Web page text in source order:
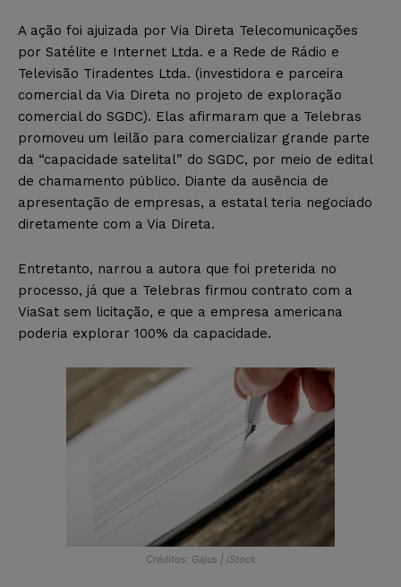
A ação foi ajuizada por Via Direta Telecomunicações
por Satélite e Internet Ltda. e a Rede de Rádio e
Televisão Tiradentes Ltda. (investidora e parceira
comercial da Via Direta no projeto de exploração
comercial do SGDC). Elas afirmaram que a Telebras
promoveu um leilão para comercializar grande parte
da “capacidade satelital” do SGDC, por meio de edital
de chamamento público. Diante da ausência de
apresentação de empresas, a estatal teria negociado
diretamente com a Via Direta.
Entretanto, narrou a autora que foi preterida no
processo, já que a Telebras firmou contrato com a
ViaSat sem licitação, e que a empresa americana
poderia explorar 100% da capacidade.
Créditos: Gajus | iStock